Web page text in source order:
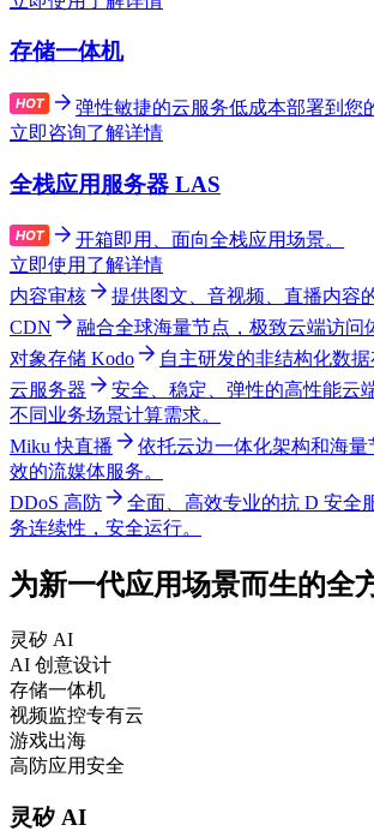
存储一体机
弹性敏捷的云服务低成本部署到您
立即咨询了解详情
全栈应用服务器 LAS
开箱即用、面向全栈应用场景。
立即使用 了解详情
内容审核
提供图文、音视频、直播内容
CDN
融合全球海量节点，极致云端访问
对象存储 Kodo
自主研发的非结构化数据
云服务器
安全、稳定、弹性的高性能云
不同业务场景计算需求。
Miku 快直播
依托云边一体化架构和海量
效的流媒体服务。
DDoS 高防
全面、高效专业的抗 D 安全
务连续性，安全运行。
为新一代应用场景而生的全
灵矽 AI
AI 创意设计
存储一体机
视频监控专有云
游戏出海
高防应用安全
灵矽 AI